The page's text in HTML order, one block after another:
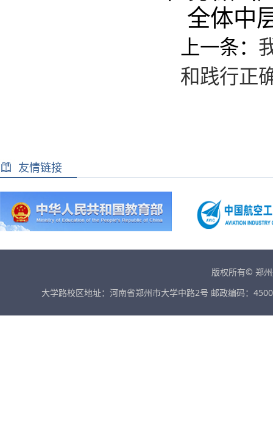
全体中
上一条：
和践行正
友情链接
版权所有© 郑
大学路校区地址：河南省郑州市大学中路2号 邮政编码：